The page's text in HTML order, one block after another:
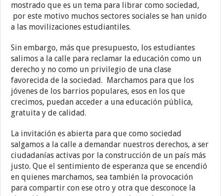
mostrado que es un tema para librar como sociedad,
por este motivo muchos sectores sociales se han unido
a las movilizaciones estudiantiles.
Sin embargo, más que presupuesto, los estudiantes
salimos a la calle para reclamar la educación como un
derecho y no como un privilegio de una clase
favorecida de la sociedad. Marchamos para que los
jóvenes de los barrios populares, esos en los que
crecimos, puedan acceder a una educación pública,
gratuita y de calidad.
La invitación es abierta para que como sociedad
salgamos a la calle a demandar nuestros derechos, a ser
ciudadanías activas por la construcción de un país más
justo. Que el sentimiento de esperanza que se encendió
en quienes marchamos, sea también la provocación
para compartir con ese otro y otra que desconoce la